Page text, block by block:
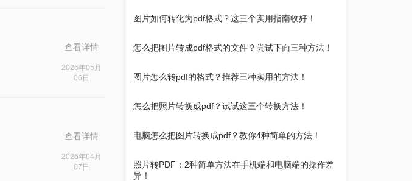
查看详情
2026年05月
06日
查看详情
2026年04月
07日
图片如何转化为pdf格式？这三个实用指南收好！
怎么把图片转成pdf格式的文件？尝试下面三种方法！
图片怎么转pdf的格式？推荐三种实用的方法！
怎么把照片转换成pdf？试试这三个转换方法！
电脑怎么把图片转换成pdf？教你4种简单的方法！
照片转PDF：2种简单方法在手机端和电脑端的操作差
异！